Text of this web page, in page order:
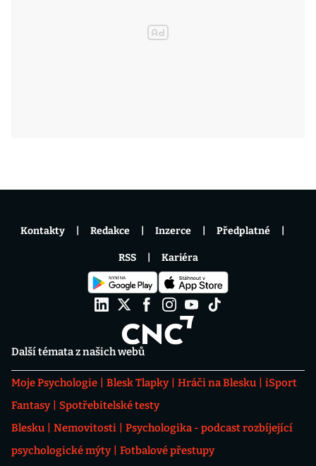
Další témata z našich webů
Moje Psychologie Blesk Tlapky Hráči na Blesku
iSport
Fantasy
Spotřebitelské testy
Blesku
Nemovitosti
Psychologika - podcast rozbíjející
psychologické mýty
Fotbalové přestupy
Kontakty Redakce Inzerce Předplatné
RSS Kariéra